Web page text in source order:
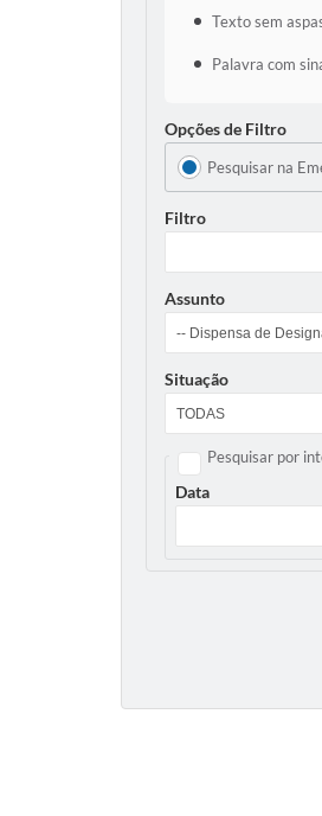
Texto sem
Palavra com
Opções de Filtro
Pesquisar na
Filtro
Assunto
Situação
Pesquisar por
Data